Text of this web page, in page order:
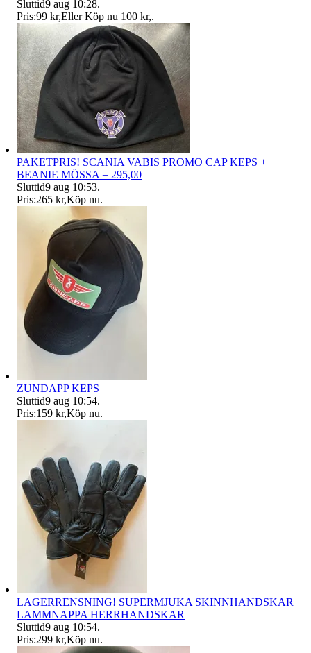
Sluttid9 aug 10:28.
Pris:99 kr,Eller Köp nu 100 kr,.
PAKETPRIS! SCANIA VABIS PROMO CAP KEPS +
BEANIE MÖSSA = 295,00
Sluttid9 aug 10:53.
Pris:265 kr,Köp nu.
ZUNDAPP KEPS
Sluttid9 aug 10:54.
Pris:159 kr,Köp nu.
LAGERRENSNING! SUPERMJUKA SKINNHANDSKAR
LAMMNAPPA HERRHANDSKAR
Sluttid9 aug 10:54.
Pris:299 kr,Köp nu.